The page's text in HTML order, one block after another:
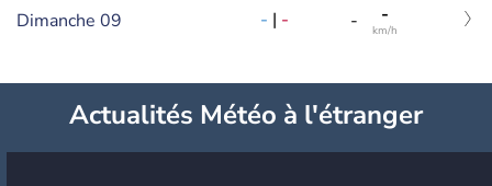
Dimanche 09 - | - - -
km/h
Actualités Météo à l'étranger